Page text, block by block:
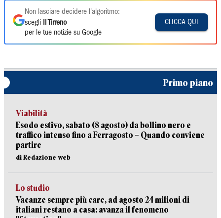
Non lasciare decidere l'algoritmo:
scegli
Il Tirreno
per le tue notizie su Google
CLICCA QUI
Primo piano
Viabilità
Esodo estivo, sabato (8 agosto) da bollino nero e
traffico intenso fino a Ferragosto – Quando conviene
partire
di Redazione web
Lo studio
Vacanze sempre più care, ad agosto 24 milioni di
italiani restano a casa: avanza il fenomeno